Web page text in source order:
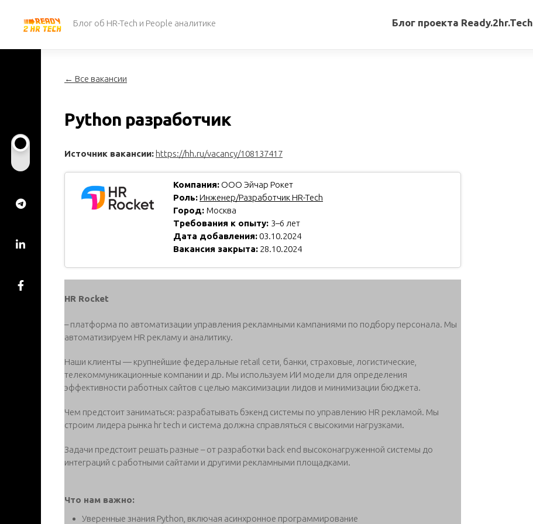
содержанию
Блог об HR-Tech и People аналитике Блог проекта Ready.2hr.Tech
← Все вакансии
Python разработчик
Источник вакансии: https://hh.ru/vacancy/108137417
Компания: ООО Эйчар Рокет
Роль:Инженер/Разработчик HR-Tech
Город: Москва
Требования к опыту: 3–6 лет
Дата добавления: 03.10.2024
Вакансия закрыта: 28.10.2024
HR Rocket
– платформа по автоматизации управления рекламными кампаниями по подбору персонала. Мы
автоматизируем HR рекламу и аналитику.
Наши клиенты — крупнейшие федеральные retail сети, банки, страховые, логистические,
телекоммуникационные компании и др. Мы используем ИИ модели для определения
эффективности работных сайтов с целью максимизации лидов и минимизации бюджета.
Чем предстоит заниматься: разрабатывать бэкенд системы по управлению HR рекламой. Мы
строим лидера рынка hr tech и система должна справляться с высокими нагрузками.
Задачи предстоит решать разные – от разработки back end высоконагруженной системы до
интеграций с работными сайтами и другими рекламными площадками.
Что нам важно:
Уверенные знания Python, включая асинхронное программирование